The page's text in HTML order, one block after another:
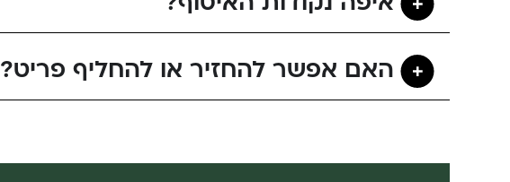
האם אפשר להחזיר או להחליף פריט?